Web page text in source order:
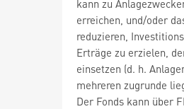
kann zu
erreichen, und/oder
reduzieren,
Erträge zu erzielen,
einsetzen (d. h.
mehreren zugrunde
Der Fonds kann über